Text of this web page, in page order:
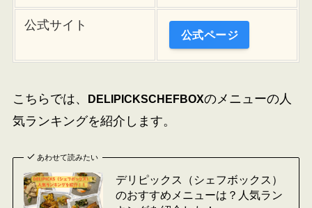
公式サイト
公式ページ
こちらでは、 DELIPICKSCHEFBOXのメニューの人
気ランキングを紹介します。
あわせて読みたい
デリピックス（シェフボックス）
のおすすめメニューは？人気ラン